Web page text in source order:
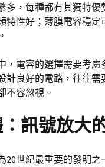
多，每種都有其獨特
特性好；薄膜電容穩
，電容的選擇需要考
計良好的電路，往往
不容忽視。
訊號放大
20世紀最重要的發明